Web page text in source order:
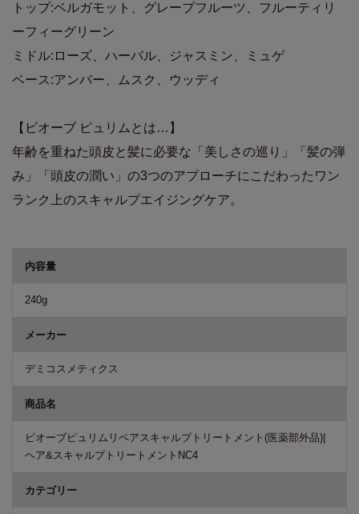
トップ:ベルガモット、グレープフルーツ、フルーティリ
ーフィーグリーン
ミドル:ローズ、ハーバル、ジャスミン、ミュゲ
ベース:アンバー、ムスク、ウッディ
【ビオーブ ピュリムとは…】
年齢を重ねた頭皮と髪に必要な「美しさの巡り」「髪の弾
み」「頭皮の潤い」の3つのアプローチにこだわったワン
ランク上のスキャルプエイジングケア。
内容量
240g
メーカー
デミコスメティクス
商品名
ビオーブピュリムリペアスキャルプトリートメント(医薬部外品)|
ヘア&スキャルプトリートメントNC4
カテゴリー